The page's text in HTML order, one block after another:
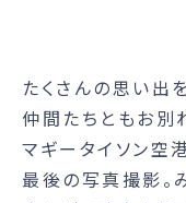
たくさんの思い出
仲間たちともお別
マギータイソン空
最後の写真撮影。